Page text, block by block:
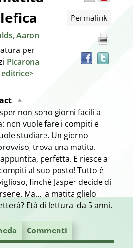
Permalink
Aaron
per
Picarona
editrice>
non sono giorni facili a
non vuole fare i compiti e
studiare. Un giorno,
trova una matita.
perfetta. E riesce a
al suo posto! Tutto è
finché Jasper decide di
Ma… la matita glielo
Età di lettura: da 5 anni.
Commenti